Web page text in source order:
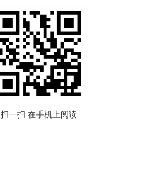
扫一扫 在手机上阅读